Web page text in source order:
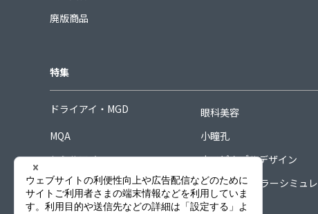
廃版商品
特集
ドライアイ・MGD
眼科美容
MQA
小瞳孔
シミルアイ
ホスピタブルデザイン
シグネチャーコレクション
COORDINAカラーシミュレ
ーター